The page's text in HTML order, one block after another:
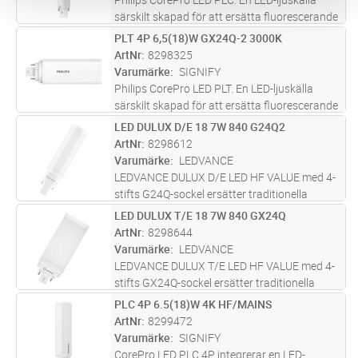
särskilt skapad för att ersätta fluorescerande
belysning i downlights samt andra armaturer
dikt vägg och -tak, och följer RoHS-direktivet.
Passar i existeran...läs mer
ST Lägg i kundvagn
PLT 4P 6,5(18)W GX24Q-2 3000K
ArtNr 8298325
Varumärke
SIGNIFY
Philips CorePro LED PLT. En LED-ljuskälla
särskilt skapad för att ersätta fluorescerande
belysning i downlights samt andra armaturer
dikt vägg och -tak, och följer RoHS-direktivet.
Passar i existeran...läs mer
ST Lägg i kundvagn
LED DULUX D/E 18 7W 840 G24Q2
ArtNr 8298612
Varumärke
LEDVANCE
LEDVANCE DULUX D/E LED HF VALUE med 4-
stifts G24Q-sockel ersätter traditionella
kompaktlysrör för drift med elektroniska
drivdon eller nätspänning. För drift med
elektroniskt drivdon se kompatibilite
ST Lägg i kundvagn
LED DULUX T/E 18 7W 840 GX24Q
ArtNr 8298644
Varumärke
LEDVANCE
LEDVANCE DULUX T/E LED HF VALUE med 4-
stifts GX24Q-sockel ersätter traditionella
kompaktlysrör för drift med elektroniska
drivdon eller nätspänning. För drift med
elektroniskt drivdon se kompatibilit
ST Lägg i kundvagn
PLC 4P 6.5(18)W 4K HF/MAINS
ArtNr 8299472
Varumärke
SIGNIFY
CorePro LED PLC 4P integrerar en LED-